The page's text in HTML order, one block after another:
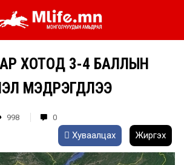
ХОТОД 3-4 БАЛЛЫН
МЭДРЭГДЛЭЭ
998 0
Хуваалцах Жиргэх